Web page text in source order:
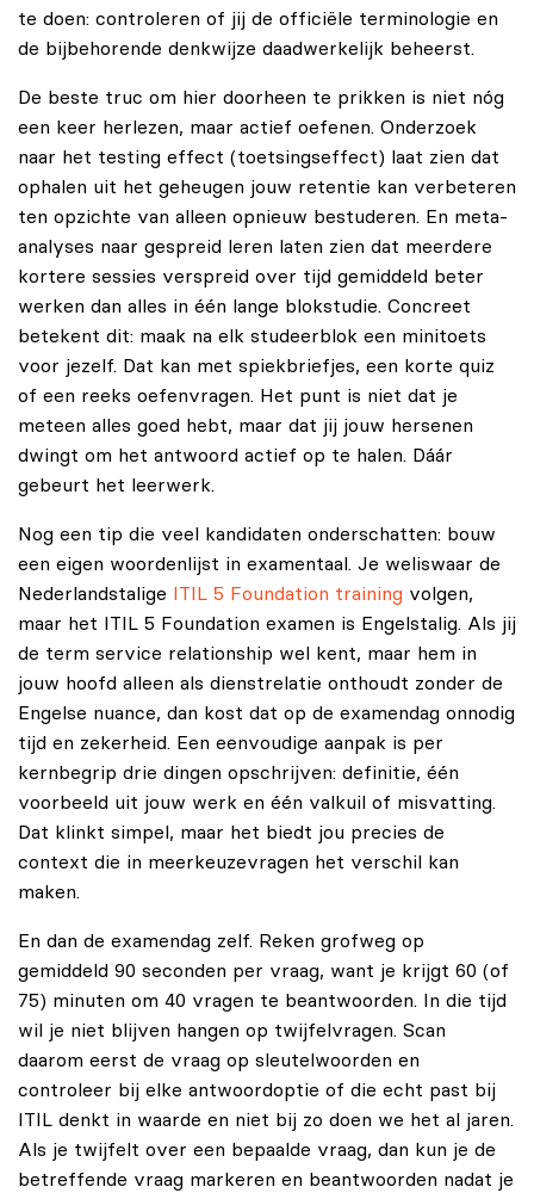
te doen: controleren of jij de officiële terminologie en
de bijbehorende denkwijze daadwerkelijk beheerst.
De beste truc om hier doorheen te prikken is niet nóg
een keer herlezen, maar actief oefenen. Onderzoek
naar het testing effect (toetsingseffect) laat zien dat
ophalen uit het geheugen jouw retentie kan verbeteren
ten opzichte van alleen opnieuw bestuderen. En meta-
analyses naar gespreid leren laten zien dat meerdere
kortere sessies verspreid over tijd gemiddeld beter
werken dan alles in één lange blokstudie. Concreet
betekent dit: maak na elk studeerblok een minitoets
voor jezelf. Dat kan met spiekbriefjes, een korte quiz
of een reeks oefenvragen. Het punt is niet dat je
meteen alles goed hebt, maar dat jij jouw hersenen
dwingt om het antwoord actief op te halen. Dáár
gebeurt het leerwerk.
Nog een tip die veel kandidaten onderschatten: bouw
een eigen woordenlijst in examentaal. Je weliswaar de
Nederlandstalige
ITIL 5 Foundation training volgen,
maar het ITIL 5 Foundation examen is Engelstalig. Als jij
de term service relationship wel kent, maar hem in
jouw hoofd alleen als dienstrelatie onthoudt zonder de
Engelse nuance, dan kost dat op de examendag onnodig
tijd en zekerheid. Een eenvoudige aanpak is per
kernbegrip drie dingen opschrijven: definitie, één
voorbeeld uit jouw werk en één valkuil of misvatting.
Dat klinkt simpel, maar het biedt jou precies de
context die in meerkeuzevragen het verschil kan
maken.
En dan de examendag zelf. Reken grofweg op
gemiddeld 90 seconden per vraag, want je krijgt 60 (of
75) minuten om 40 vragen te beantwoorden. In die tijd
wil je niet blijven hangen op twijfelvragen. Scan
daarom eerst de vraag op sleutelwoorden en
controleer bij elke antwoordoptie of die echt past bij
ITIL denkt in waarde en niet bij zo doen we het al jaren.
Als je twijfelt over een bepaalde vraag, dan kun je de
betreffende vraag markeren en beantwoorden nadat je